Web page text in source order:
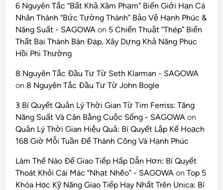
6 Nguyên Tắc “Bất Khả Xâm Phạm” Biến Giới Hạn Cá
Nhân Thành “Bức Tường Thành” Bảo Vệ Hạnh Phúc &
Năng Suất - SAGOWA on 5 Chiến Thuật “Thép” Biến
Thất Bại Thành Bàn Đạp, Xây Dựng Khả Năng Phục
Hồi Phi Thường
8 Nguyên Tắc Đầu Tư Từ Seth Klarman - SAGOWA
on 8 Nguyên Tắc Đầu Tư Từ John Bogle
3 Bí Quyết Quản Lý Thời Gian Từ Tim Ferriss: Tăng
Năng Suất Và Cân Bằng Cuộc Sống - SAGOWA on
Quản Lý Thời Gian Hiệu Quả: Bí Quyết Lập Kế Hoạch
168 Giờ Mỗi Tuần Để Thành Công Và Hạnh Phúc
Làm Thế Nào Để Giao Tiếp Hấp Dẫn Hơn: Bí Quyết
Thoát Khỏi Cái Mác “Nhạt Nhẽo” - SAGOWA onTop 5
Khóa Học Kỹ Năng Giao Tiếp Hay Nhất Trên Unica: Bí